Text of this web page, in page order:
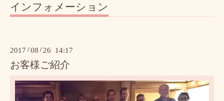
インフォメーション
2017 /08 / 26 14:17
お客様ご紹介